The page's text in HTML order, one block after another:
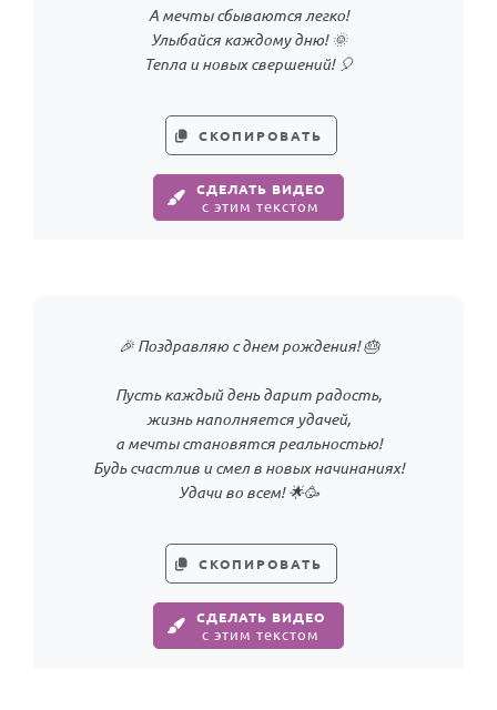
А мечты сбываются легко!
Улыбайся каждому дню! 🌞
Тепла и новых свершений! 🎈
СКОПИРОВАТЬ
СДЕЛАТЬ ВИДЕО
с этим текстом
🎉 Поздравляю с днем рождения! 🎂
Пусть каждый день дарит радость,
жизнь наполняется удачей,
а мечты становятся реальностью!
Будь счастлив и смел в новых начинаниях!
Удачи во всем! 🌟🥳
СКОПИРОВАТЬ
СДЕЛАТЬ ВИДЕО
с этим текстом